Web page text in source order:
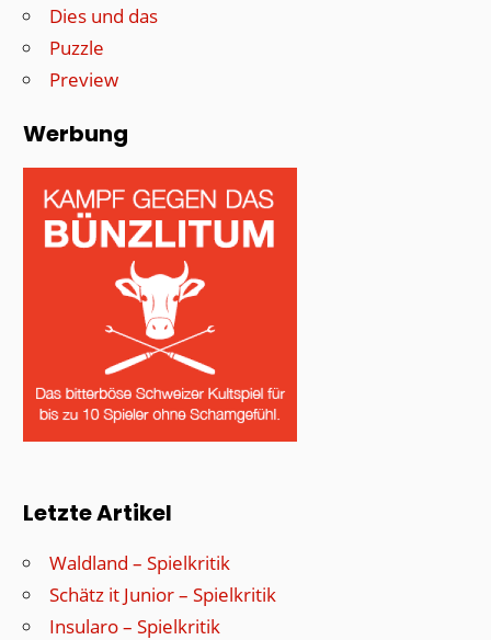
Dies und das
Puzzle
Preview
Werbung
Letzte Artikel
Waldland – Spielkritik
Schätz it Junior – Spielkritik
Insularo – Spielkritik